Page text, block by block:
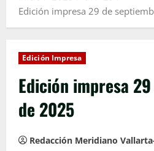
Edición impresa 29 de
Edición Impresa
Edición impresa
de 2025
Redacción Meridiano